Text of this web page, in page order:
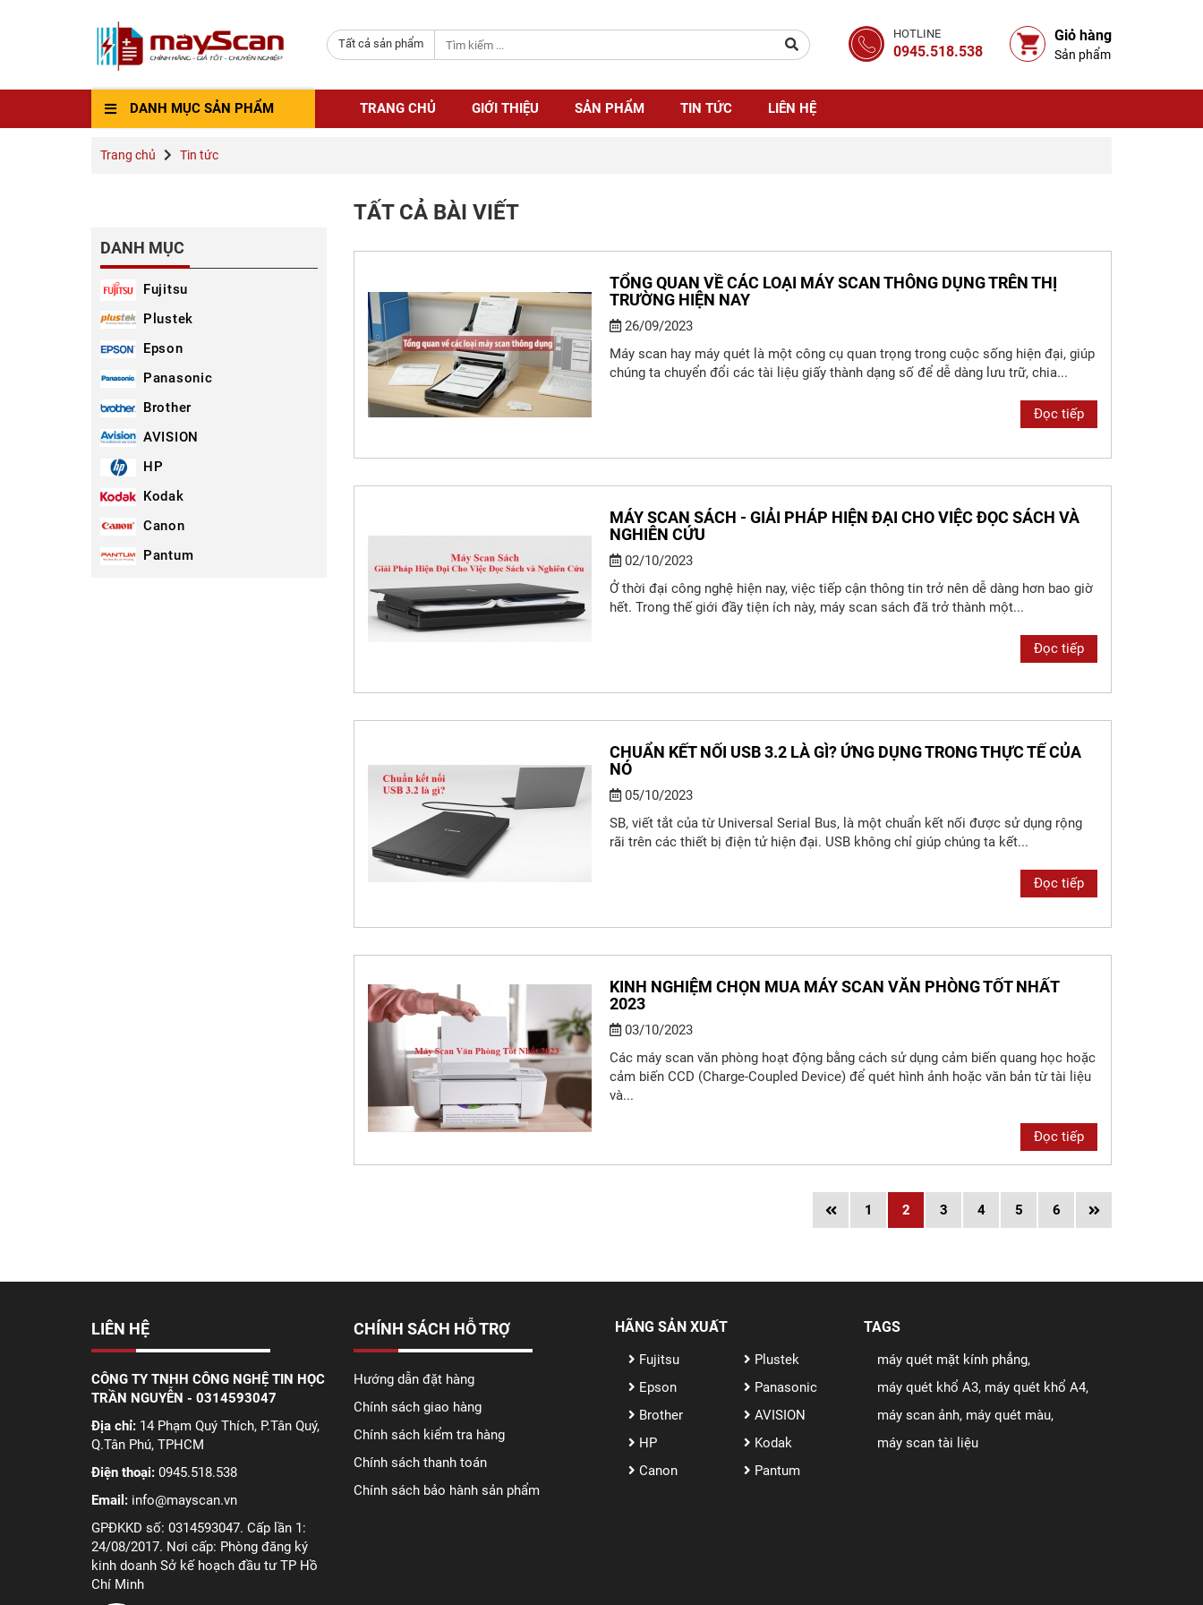
Tất cả sản phẩm
HOTLINE
0945.518.538
Giỏ hàng
Sản phẩm
DANH MỤC SẢN PHẨM TRANG CHỦ GIỚI THIỆU SẢN PHẨM TIN TỨC LIÊN HỆ
Trang chủ Tin tức
DANH MỤC
Fujitsu
Plustek
Epson
Panasonic
Brother
AVISION
HP
Kodak
Canon
Pantum
TẤT CẢ BÀI VIẾT
TỔNG QUAN VỀ CÁC LOẠI MÁY SCAN THÔNG DỤNG TRÊN THỊ
TRƯỜNG HIỆN NAY
26/09/2023
Máy scan hay máy quét là một công cụ quan trọng trong cuộc sống hiện đại, giúp
chúng ta chuyển đổi các tài liệu giấy thành dạng số để dễ dàng lưu trữ, chia...
Đọc tiếp
MÁY SCAN SÁCH - GIẢI PHÁP HIỆN ĐẠI CHO VIỆC ĐỌC SÁCH VÀ
NGHIÊN CỨU
02/10/2023
Ở thời đại công nghệ hiện nay, việc tiếp cận thông tin trở nên dễ dàng hơn bao giờ
hết. Trong thế giới đầy tiện ích này, máy scan sách đã trở thành một...
Đọc tiếp
CHUẨN KẾT NỐI USB 3.2 LÀ GÌ? ỨNG DỤNG TRONG THỰC TẾ CỦA
NÓ
05/10/2023
SB, viết tắt của từ Universal Serial Bus, là một chuẩn kết nối được sử dụng rộng
rãi trên các thiết bị điện tử hiện đại. USB không chỉ giúp chúng ta kết...
Đọc tiếp
KINH NGHIỆM CHỌN MUA MÁY SCAN VĂN PHÒNG TỐT NHẤT
2023
03/10/2023
Các máy scan văn phòng hoạt động bằng cách sử dụng cảm biến quang học hoặc
cảm biến CCD (Charge-Coupled Device) để quét hình ảnh hoặc văn bản từ tài liệu
và...
Đọc tiếp
1 2 3 4 5 6
LIÊN HỆ
CÔNG TY TNHH CÔNG NGHỆ TIN HỌC
TRẦN NGUYỄN - 0314593047
Địa chỉ: 14 Phạm Quý Thích, P.Tân Quý,
Q.Tân Phú, TPHCM
Điện thoại: 0945.518.538
Email: info@mayscan.vn
GPĐKKD số: 0314593047. Cấp lần 1:
24/08/2017. Nơi cấp: Phòng đăng ký
kinh doanh Sở kế hoạch đầu tư TP Hồ
Chí Minh
CHÍNH SÁCH HỖ TRỢ
Hướng dẫn đặt hàng
Chính sách giao hàng
Chính sách kiểm tra hàng
Chính sách thanh toán
Chính sách bảo hành sản phẩm
HÃNG SẢN XUẤT
Fujitsu
Plustek
Epson
Panasonic
Brother
AVISION
HP
Kodak
Canon
Pantum
TAGS
máy quét mặt kính phẳng
máy quét khổ A3 máy quét khổ A4
máy scan ảnh máy quét màu
máy scan tài liệu